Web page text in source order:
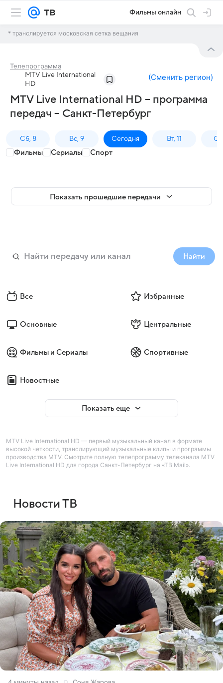
Фильмы онлайн
* транслируется московская сетка вещания
Телепрограмма
MTV Live International
HD
(Сменить регион)
MTV Live International HD – программа
передач – Санкт-Петербург
Сб, 8 Вс, 9 Сегодня Вт, 11
Фильмы Сериалы Спорт
Показать прошедшие передачи
Найти
Все Избранные
Основные Центральные
Фильмы и Сериалы Спортивные
Новостные
Показать еще
MTV Live International HD — первый музыкальный канал в формате
высокой четкости, транслирующий музыкальные клипы и программы
производства MTV. Смотрите полную телепрограмму телеканала MTV
Live International HD для города Санкт-Петербург на «ТВ Mail».
Новости ТВ